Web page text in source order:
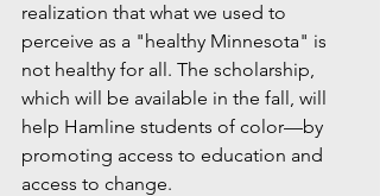
realization that what we used to
perceive as a "healthy Minnesota" is
not healthy for all. The scholarship,
which will be available in the fall, will
help Hamline students of color—by
promoting access to education and
access to change.